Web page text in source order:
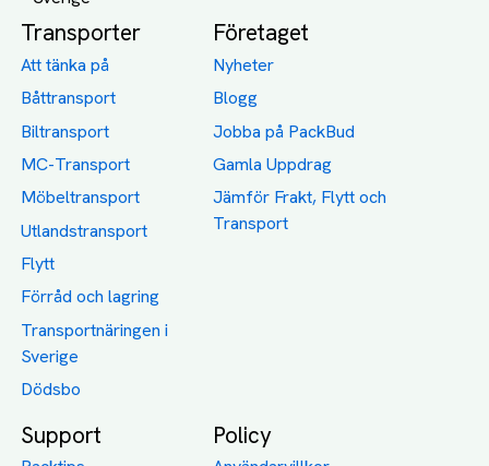
Transporter
Att tänka på
Båttransport
Biltransport
MC-Transport
Möbeltransport
Utlandstransport
Flytt
Förråd och lagring
Transportnäringen i
Sverige
Dödsbo
Företaget
Nyheter
Blogg
Jobba på PackBud
Gamla Uppdrag
Jämför Frakt, Flytt och
Transport
Support Policy